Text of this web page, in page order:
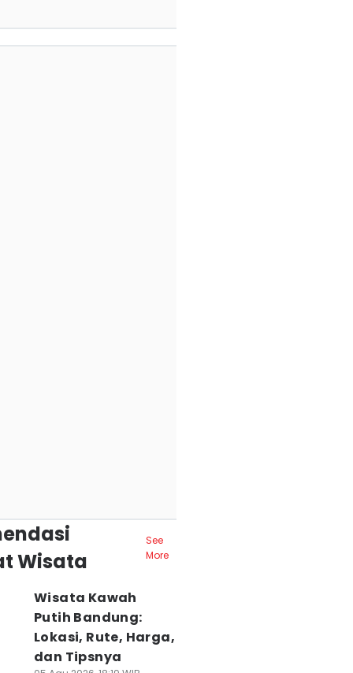
Wisata
See
More
Wisata Kawah
Putih Bandung:
Lokasi, Rute, Harga,
dan Tipsnya